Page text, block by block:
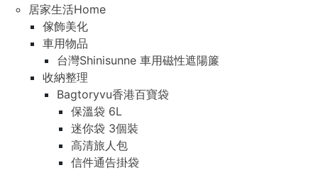
居家生活Home
傢飾美化
車用物品
台灣Shinisunne 車用磁性遮陽簾
收納整理
Bagtoryvu香港百寶袋
保溫袋 6L
迷你袋 3個裝
高清旅人包
信件通告掛袋